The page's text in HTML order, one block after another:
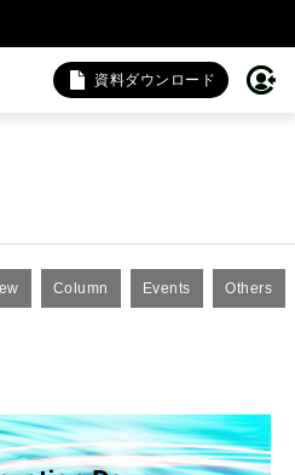
資料ダウンロード
Column Events Others
談・お問い合わせは以下のボタ